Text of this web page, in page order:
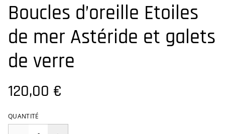
Boucles d’oreille Etoiles
de mer Astéride et galets
de verre
120,00 €
QUANTITÉ